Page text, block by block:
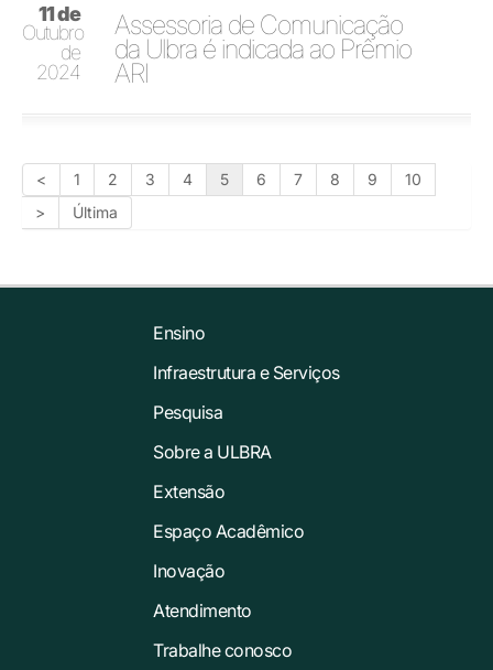
11 de
Outubro
de
2024
Assessoria de Comunicação
da Ulbra é indicada ao Prêmio
ARI
< 1 2 3 4 5 6 7 8 9
10
>
Última
Ensino
Infraestrutura e Serviços
Pesquisa
Sobre a ULBRA
Extensão
Espaço Acadêmico
Inovação
Atendimento
Trabalhe conosco